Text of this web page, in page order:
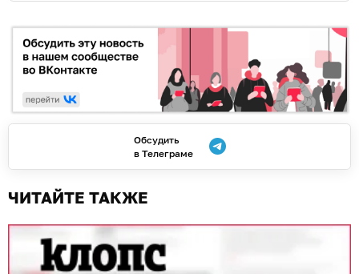
Обсудить
в Телеграме
ЧИТАЙТЕ ТАКЖЕ